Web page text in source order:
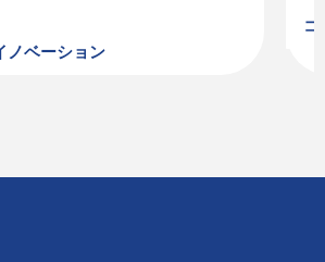
ノベーション
コ